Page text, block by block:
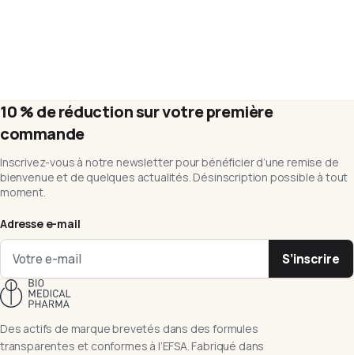
10 % de réduction sur votre première
commande
Inscrivez-vous à notre newsletter pour bénéficier d’une remise de
bienvenue et de quelques actualités. Désinscription possible à tout
moment.
Adresse e-mail
S’inscrire
Des actifs de marque brevetés dans des formules
transparentes et conformes à l’EFSA. Fabriqué dans